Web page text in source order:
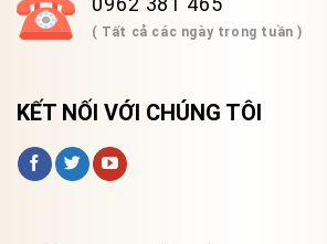
( Tất cả các ngày trong tuần )
KẾT NỐI VỚI CHÚNG TÔI